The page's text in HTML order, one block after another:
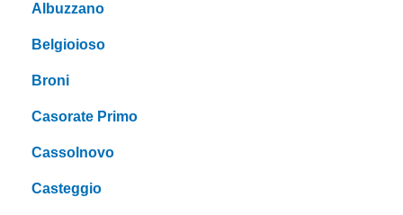
Albuzzano
Belgioioso
Broni
Casorate Primo
Cassolnovo
Casteggio